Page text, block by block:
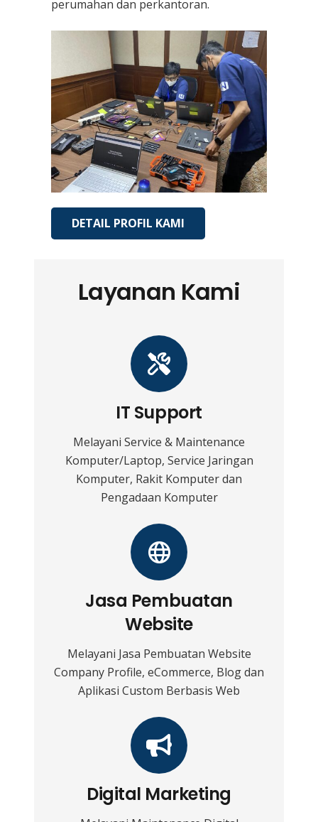
perumahan dan perkantoran.
DETAIL PROFIL KAMI
Layanan Kami
IT Support
Melayani Service & Maintenance
Komputer/Laptop, Service Jaringan
Komputer, Rakit Komputer dan
Pengadaan Komputer
Jasa Pembuatan
Website
Melayani Jasa Pembuatan Website
Company Profile, eCommerce, Blog dan
Aplikasi Custom Berbasis Web
Digital Marketing